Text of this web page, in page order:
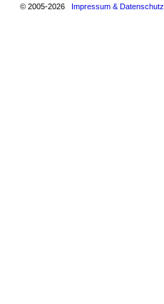
© 2005-2026 Impressum & Datenschutz